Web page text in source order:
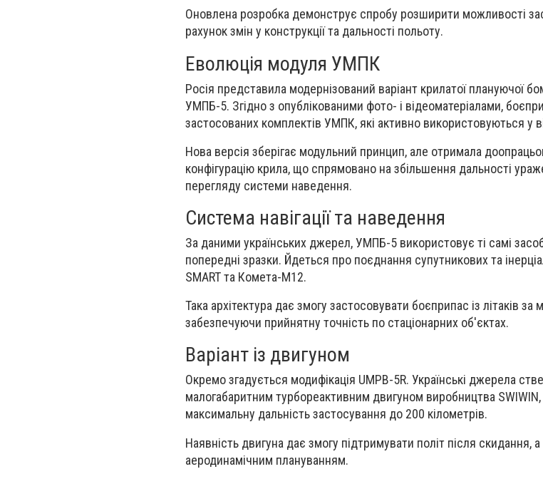
Оновлена розробка демонструє спробу розширити можливості
рахунок змін у конструкції та дальності польоту.
Еволюція модуля УМПК
Росія представила модернізований варіант крилатої плануючої
УМПБ-5. Згідно з опублікованими фото- і відеоматеріалами,
застосованих комплектів УМПК, які активно використовуються у
Нова версія зберігає модульний принцип, але отримала
конфігурацію крила, що спрямовано на збільшення дальності
перегляду системи наведення.
Система навігації та наведення
За даними українських джерел, УМПБ-5 використовує ті самі
попередні зразки. Йдеться про поєднання супутникових та
SMART та Комета-М12.
Така архітектура дає змогу застосовувати боєприпас із літаків
забезпечуючи прийнятну точність по стаціонарних об'єктах.
Варіант із двигуном
Окремо згадується модифікація UMPB-5R. Українські джерела
малогабаритним турбореактивним двигуном виробництва
максимальну дальність застосування до 200 кілометрів.
Наявність двигуна дає змогу підтримувати політ після
аеродинамічним плануванням.